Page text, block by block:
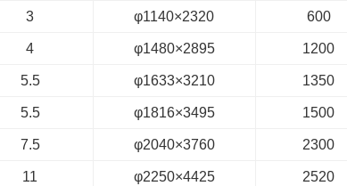
3 φ1140×2320 600
4 φ1480×2895 1200
5.5 φ1633×3210 1350
5.5 φ1816×3495 1500
7.5 φ2040×3760 2300
11 φ2250×4425 2520